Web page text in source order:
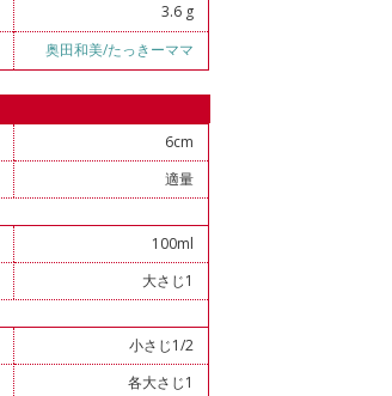
3.6 g
奥田和美/たっきーママ
6cm
適量
100ml
大さじ1
小さじ1/2
各大さじ1